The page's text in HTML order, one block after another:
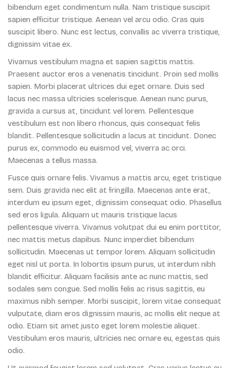
bibendum eget condimentum nulla. Nam tristique suscipit
sapien efficitur tristique. Aenean vel arcu odio. Cras quis
suscipit libero. Nunc est lectus, convallis ac viverra tristique,
dignissim vitae ex.
Vivamus vestibulum magna et sapien sagittis mattis.
Praesent auctor eros a venenatis tincidunt. Proin sed mollis
sapien. Morbi placerat ultrices dui eget ornare. Duis sed
lacus nec massa ultricies scelerisque. Aenean nunc purus,
gravida a cursus at, tincidunt vel lorem. Pellentesque
vestibulum est non libero rhoncus, quis consequat felis
blandit. Pellentesque sollicitudin a lacus at tincidunt. Donec
purus ex, commodo eu euismod vel, viverra ac orci.
Maecenas a tellus massa.
Fusce quis ornare felis. Vivamus a mattis arcu, eget tristique
sem. Duis gravida nec elit at fringilla. Maecenas ante erat,
interdum eu ipsum eget, dignissim consequat odio. Phasellus
sed eros ligula. Aliquam ut mauris tristique lacus
pellentesque viverra. Vivamus volutpat dui eu enim porttitor,
nec mattis metus dapibus. Nunc imperdiet bibendum
sollicitudin. Maecenas ut tempor lorem. Aliquam sollicitudin
eget nisl ut porta. In lobortis ipsum purus, ut interdum nibh
blandit efficitur. Aliquam facilisis ante ac nunc mattis, sed
sodales sem congue. Sed mollis felis ac risus sagittis, eu
maximus nibh semper. Morbi suscipit, lorem vitae consequat
vulputate, diam eros dignissim mauris, ac mollis elit neque at
odio. Etiam sit amet justo eget lorem molestie aliquet.
Vestibulum eros mauris, ultricies nec ornare eu, egestas quis
odio.